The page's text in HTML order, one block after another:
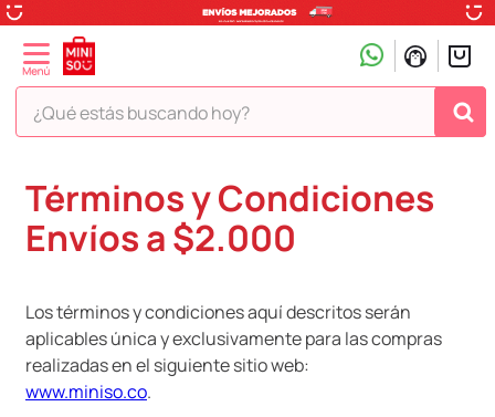
¿Qué estás buscando hoy?
Términos y Condiciones
Envíos a $2.000
Los términos y condiciones aquí descritos serán
aplicables única y exclusivamente para las compras
realizadas en el siguiente sitio web:
www.miniso.co.
1.
peluche
2.
hello kitty
ositos cariñositos
5.
termo
6.
toy story